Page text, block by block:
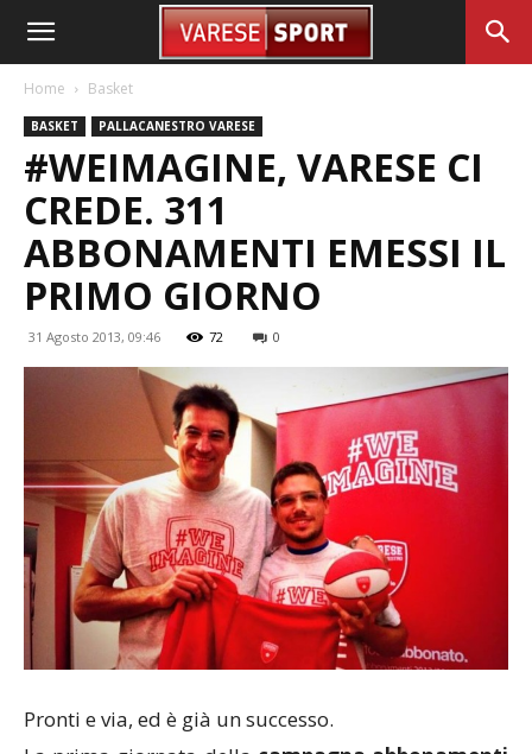
Home Basket
BASKET PALLACANESTRO VARESE
#WEIMAGINE, VARESE CI
CREDE. 311
ABBONAMENTI EMESSI IL
PRIMO GIORNO
31 Agosto 2013, 09:46 72 0
Pronti e via, ed è già un successo.